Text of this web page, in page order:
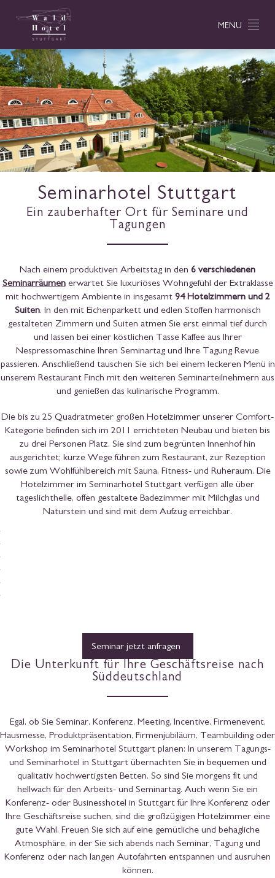
MENU
Seminarhotel Stuttgart
Ein zauberhafter Ort für Seminare und
Tagungen
Nach einem produktiven Arbeitstag in den 6 verschiedenen
Seminarräumenerwartet Sie luxuriöses Wohngefühl der Extraklasse
mit hochwertigem Ambiente in insgesamt 94 Hotelzimmern und 2
Suiten. In den mit Eichenparkett und edlen Stoffen harmonisch
gestalteten Zimmern und Suiten atmen Sie erst einmal tief durch
und lassen bei einer köstlichen Tasse Kaffee aus Ihrer
Nespressomaschine Ihren Seminartag und Ihre Tagung Revue
passieren. Anschließend tauschen Sie sich bei einem leckeren Menü in
unserem Restaurant Finch mit den weiteren Seminarteilnehmern aus
und genießen das kulinarische Programm.
Die bis zu 25 Quadratmeter großen Hotelzimmer unserer Comfort-
Kategorie befinden sich im 2011 errichteten Neubau und bieten bis
zu drei Personen Platz. Sie sind zum begrünten Innenhof hin
ausgerichtet; kurze Wege führen zum Restaurant, zur Rezeption
sowie zum Wohlfühlbereich mit Sauna, Fitness- und Ruheraum. Die
Hotelzimmer im Seminarhotel Stuttgart verfügen alle über
tageslichthelle, offen gestaltete Badezimmer mit Milchglas und
Naturstein und sind mit dem Aufzug erreichbar.
Seminar jetzt anfragen
Die Unterkunft für Ihre Geschäftsreise nach
Süddeutschland